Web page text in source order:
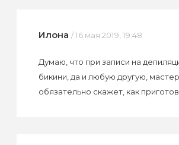
Илона / 16 мая 2019, 19:48
Думаю, что при записи на
бикини, да и любую другую, мастер
обязательно скажет, как